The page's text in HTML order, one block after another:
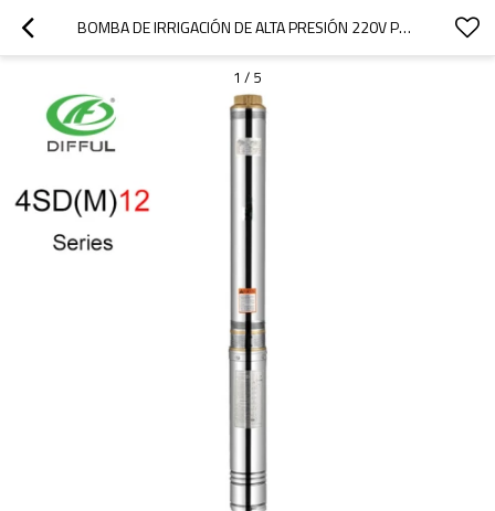
BOMBA DE IRRIGACIÓN DE ALTA PRESIÓN 220V PRECIO DE LA BOMBA DE POZO PROFUNDO ELÉCTRICO EN ÁFRICA
1 / 5